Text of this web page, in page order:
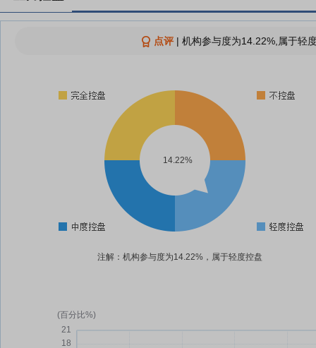
点评| 机构参与度为14.22%,属于轻
14.22%
注解：机构参与度为14.22%，属于轻度控盘